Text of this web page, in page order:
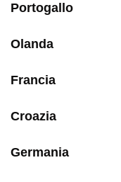
Portogallo
Olanda
Francia
Croazia
Germania